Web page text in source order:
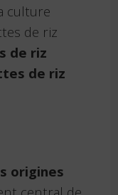
culture
de riz
de riz
de riz
origines